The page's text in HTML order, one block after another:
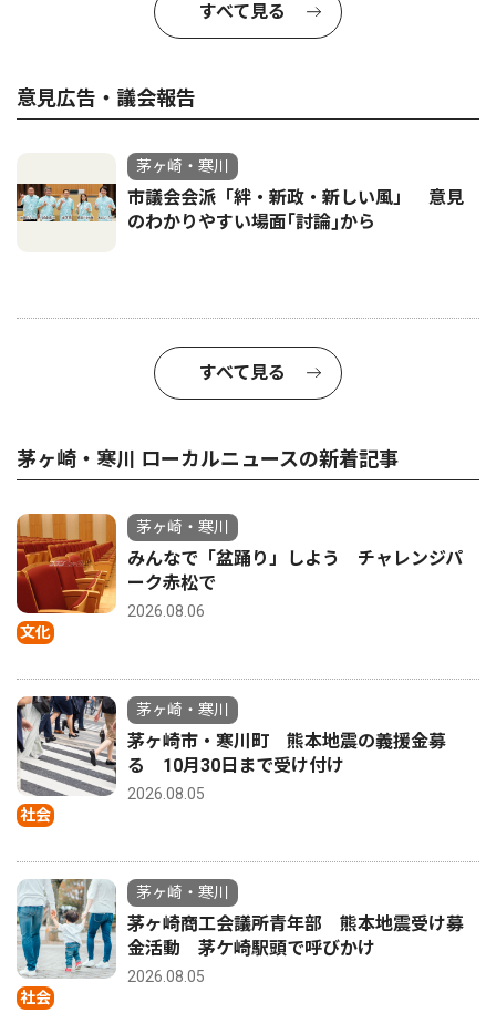
すべて見る
意見広告・議会報告
茅ヶ崎・寒川
市議会会派「絆・新政・新しい風」 意見
のわかりやすい場面｢討論｣から
すべて見る
茅ヶ崎・寒川 ローカルニュースの新着記事
文化
茅ヶ崎・寒川
みんなで「盆踊り」しよう チャレンジパ
ーク赤松で
2026.08.06
社会
茅ヶ崎・寒川
茅ヶ崎市・寒川町 熊本地震の義援金募
る 10月30日まで受け付け
2026.08.05
社会
茅ヶ崎・寒川
茅ヶ崎商工会議所青年部 熊本地震受け募
金活動 茅ケ崎駅頭で呼びかけ
2026.08.05